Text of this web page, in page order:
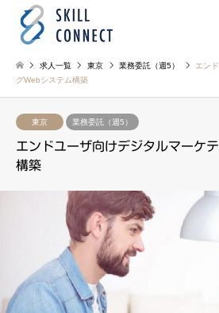
求人一覧 東京 業務委託（週5）
エン
グWebシステム構築
東京 業務委託（週5）
エンドユーザ向けデジタルマーケ
構築